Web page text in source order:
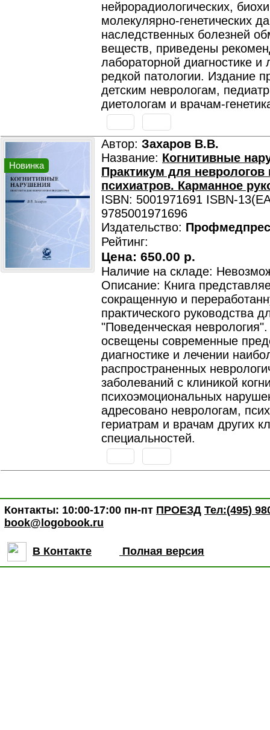
нейрорадиологических,
молекулярно-генетических
наследственных болезней
веществ, приведены
лабораторной диагностике и
редкой патологии. Издание
детским неврологам,
диетологам и врачам-
Новинка
Автор: Захаров В.В.
Название: Когнитивные
Практикум для неврологов
психиатров. Карманное
ISBN: 5001971691 ISBN-
9785001971696
Издательство:
Рейтинг:
Цена: 650.00 р.
Наличие на складе:
Описание: Книга
сокращенную и
практического руководства
"Поведенческая
освещены современные
диагностике и лечении
распространенных
заболеваний с клиникой
психоэмоциональных
адресовано неврологам,
гериатрам и врачам других
специальностей.
Контакты: 10:00-17:00 пн-пт ПРОЕЗД Тел:(495)
book@logobook.ru
В Контакте Полная версия